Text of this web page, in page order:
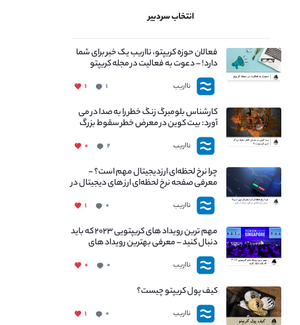
انتخاب سردبیر
فعالان حوزه کریپتو، نااریب یک خبر برای شما
دارد! – دعوت به فعالیت در مجله کریپتو
نااریب ۱ ۱
کارشناس بلومبرگ زنگ خطر را به صدا در می
آورد: بیت کوین در معرض خطر سقوط بزرگ
است - دلیل آن چیست؟
نااریب ۲ ۰
چرا نرخ لحظه‌ای ارزدیجیتال مهم است؟ -
معرفی صفحه نرخ لحظه‌ای ارز های دیجیتال در
نااریب
نااریب ۰ ۱
مهم ترین رویداد های کریپتویی ۲۰۲۳ که باید
دنبال کنید – معرفی بهترین رویداد های
جهانی
نااریب ۰ ۰
کیف پول کریپتو چیست؟
نااریب ۰ ۱